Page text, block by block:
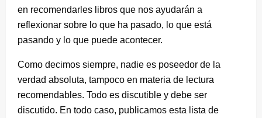
en recomendarles libros que nos ayudarán a
reflexionar sobre lo que ha pasado, lo que está
pasando y lo que puede acontecer.
Como decimos siempre, nadie es poseedor de la
verdad absoluta, tampoco en materia de lectura
recomendables. Todo es discutible y debe ser
discutido. En todo caso, publicamos esta lista de